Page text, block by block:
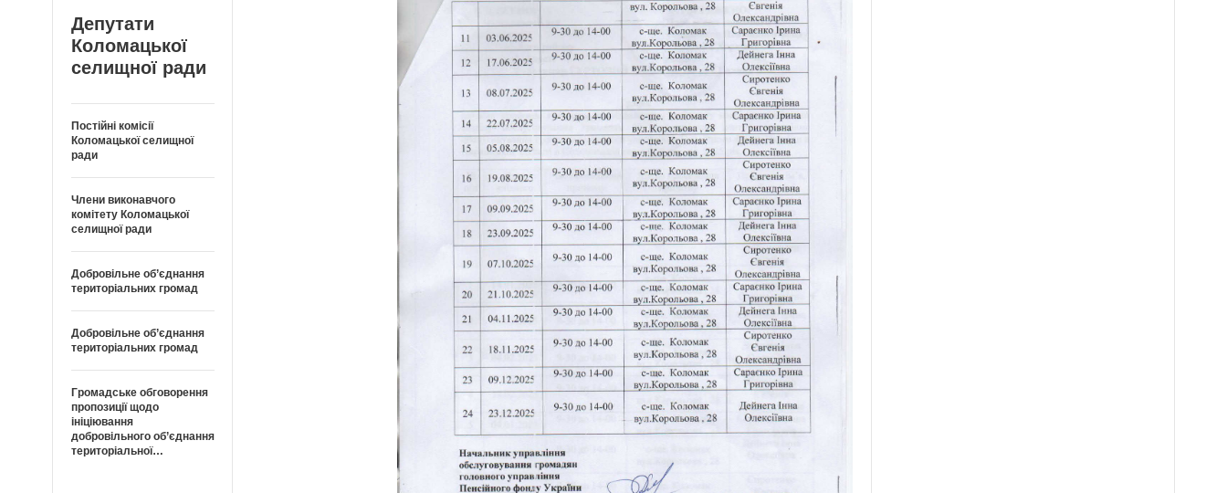
Депутати
Коломацької
селищної ради
Постійні комісії
Коломацької селищної
ради
Члени виконавчого
комітету Коломацької
селищної ради
Добровільне об’єднання
територіальних громад
Добровільне об’єднання
територіальних громад
Громадське обговорення
пропозиції щодо
ініціювання
добровільного об’єднання
територіальної…